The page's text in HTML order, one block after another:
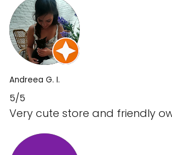
Andreea G. I.
5/5
Very cute store and friendly